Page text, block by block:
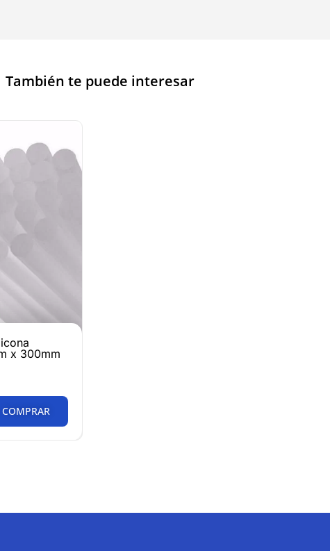
También te puede interesar
x 300mm
COMPRAR